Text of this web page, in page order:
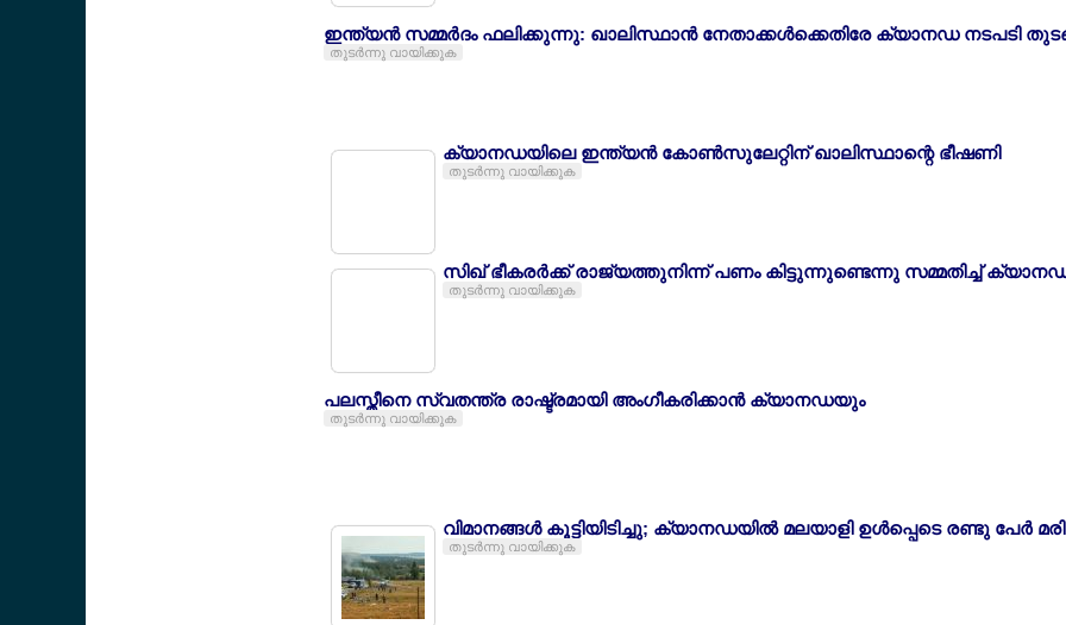
ഇന്ത്യന്‍ സമ്മര്‍ദം ഫലിക്കുന്നു: ഖാലിസ്ഥാന്‍ നേതാക്കള്‍ക്കെതിരേ ക്യാനഡ നടപടി
തുടര്‍ന്നു വായിക്കുക
ക്യാനഡയിലെ ഇന്ത്യന്‍ കോണ്‍സുലേറ്റിന് ഖാലിസ്ഥാന്റെ ഭീഷണി
തുടര്‍ന്നു വായിക്കുക
സിഖ് ഭീകരര്‍ക്ക് രാജ്യത്തുനിന്ന് പണം കിട്ടുന്നുണ്ടെന്നു സമ്മതിച്ച്
തുടര്‍ന്നു വായിക്കുക
പലസ്തീനെ സ്വതന്ത്ര രാഷ്ട്രമായി അംഗീകരിക്കാന്‍ ക്യാനഡയും
തുടര്‍ന്നു വായിക്കുക
വിമാനങ്ങള്‍ കൂട്ടിയിടിച്ചു; ക്യാനഡയില്‍ മലയാളി ഉള്‍പ്പെടെ രണ്ടു പേര്‍
തുടര്‍ന്നു വായിക്കുക